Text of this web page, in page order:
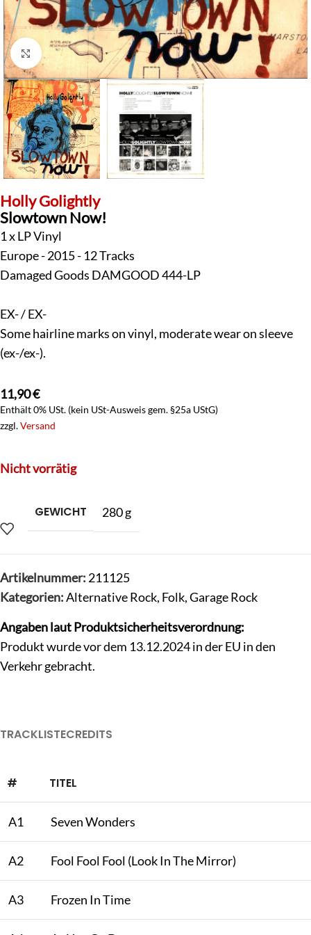
Klick zum Vergrößern
Holly Golightly
Slowtown Now!
1 x LP Vinyl
Europe - 2015 - 12 Tracks
Damaged Goods DAMGOOD 444-LP
EX- / EX-
Some hairline marks on vinyl, moderate wear on sleeve
(ex-/ex-).
11,90€
Enthält 0% USt. (kein USt-Ausweis gem. §25a UStG)
zzgl.Versand
Nicht vorrätig
GEWICHT 280 g
Artikelnummer: 211125
Kategorien:Alternative Rock, Folk,Garage Rock
Angaben laut Produktsicherheitsverordnung:
Produkt wurde vor dem 13.12.2024 in der EU in den
Verkehr gebracht.
TRACKLISTECREDITS
# TITEL
A1 Seven Wonders
A2 Fool Fool Fool (Look In The Mirror)
A3 Frozen In Time